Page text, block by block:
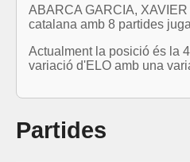
ABARCA GARCIA,
catalana amb 8 partides
Actualment la posició és la
variació d'ELO amb una
Partides